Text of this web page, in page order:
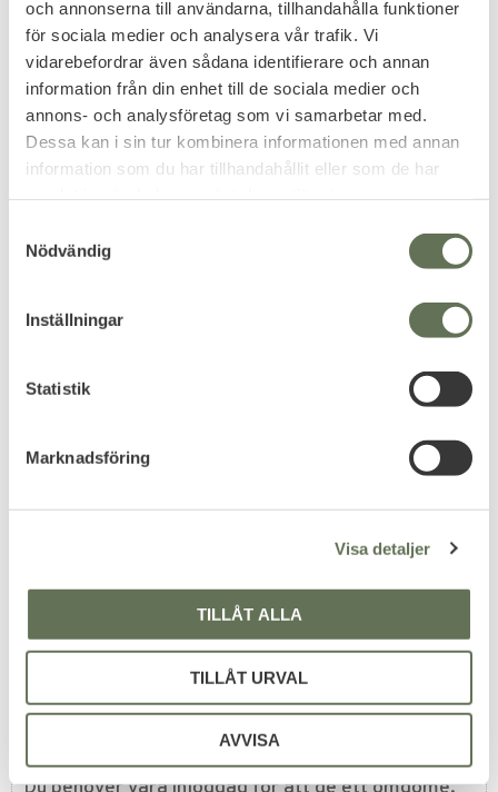
och annonserna till användarna, tillhandahålla funktioner
för sociala medier och analysera vår trafik. Vi
vidarebefordrar även sådana identifierare och annan
information från din enhet till de sociala medier och
annons- och analysföretag som vi samarbetar med.
Dessa kan i sin tur kombinera informationen med annan
information som du har tillhandahållit eller som de har
Nödvändig
Inställningar
Statistik
Marknadsföring
Visa detaljer
TILLÅT ALLA
TILLÅT URVAL
AVVISA
Illumination Night Vision Tubes (25 år)
Special Loop-Lock
Du
Relaterade produkter
Luminox Leatherback